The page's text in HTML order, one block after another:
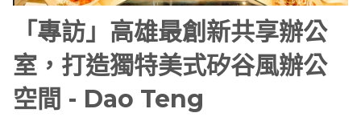
「專訪」高雄最創新共享辦公
室，打造獨特美式矽谷風辦公
空間 - Dao Teng